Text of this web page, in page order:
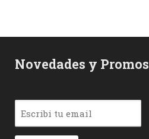
Novedades y Promos